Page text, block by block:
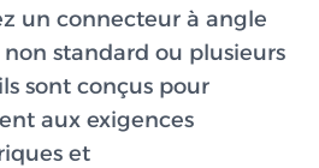
un connecteur à angle
standard ou plusieurs
sont conçus pour
aux exigences
et